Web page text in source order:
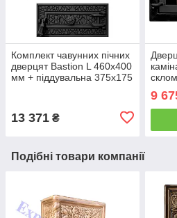
Комплект чавунних пічних
дверцят Bastion L 460x400
мм + піддувальна 375х175
13 371 ₴
9
Подібні товари компанії